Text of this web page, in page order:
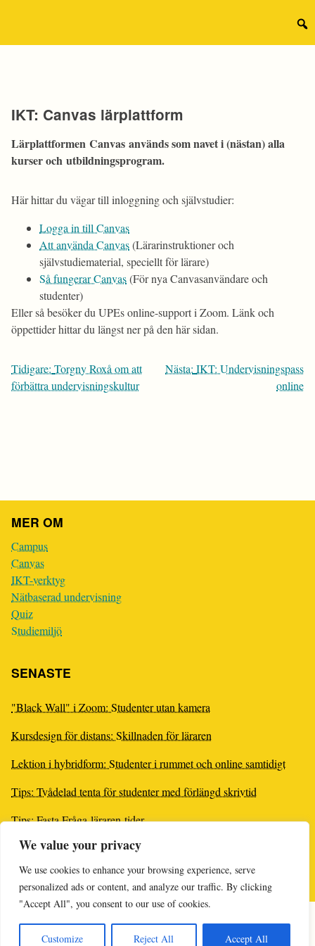
We value your privacy
We use cookies to enhance your browsing experience, serve
personalized ads or content, and analyze our traffic. By clicking
"Accept All", you consent to our use of cookies.
Customize Reject All Accept All
IKT: Canvas lärplattform
Lärplattformen Canvas används som navet i (nästan) alla
kurser och utbildningsprogram.
Här hittar du vägar till inloggning och självstudier:
Logga in till Canvas
Att använda Canvas(Lärarinstruktioner och
självstudiematerial, speciellt för lärare)
Så fungerar Canvas(För nya Canvasanvändare och
studenter)
Eller så besöker du UPEs online-support i Zoom. Länk och
öppettider hittar du längst ner på den här sidan.
Inläggsnavigering
Tidigare: Torgny Roxå om att
förbättra undervisningskultur
Nästa: IKT: Undervisningspass
online
MER OM
Campus
Canvas
IKT-verktyg
Nätbaserad undervisning
Quiz
Studiemiljö
SENASTE
"Black Wall" i Zoom: Studenter utan kamera
Kursdesign för distans: Skillnaden för läraren
Lektion i hybridform: Studenter i rummet och online samtidigt
Tips: Tvådelad tenta för studenter med förlängd skrivtid
Tips: Fasta Fråga-läraren-tider
Checklista för bra kurshemsida i Canvas
Planera ett intro-pass online
Online-supporten är stängd
Licens